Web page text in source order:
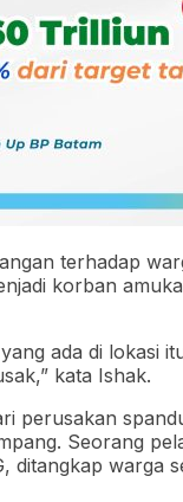
terhadap
korban
ada di lokasi
kata Ishak.
perusakan
Seorang
ditangkap warga